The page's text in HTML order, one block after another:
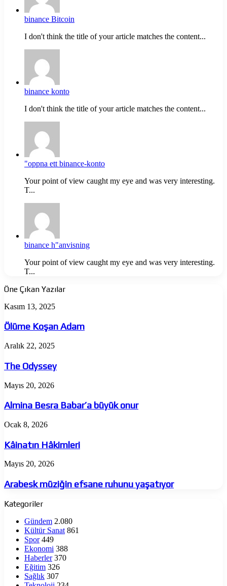
binance Bitcoin
I don't think the title of your article matches the content...
binance konto
I don't think the title of your article matches the content...
"oppna ett binance-konto
Your point of view caught my eye and was very interesting.
T...
binance h"anvisning
Your point of view caught my eye and was very interesting.
T...
Öne Çıkan Yazılar
Ölüme
Adam
Kasım 13, 2025
Ölüme Koşan Adam
The
Aralık 22, 2025
The Odyssey
Almina
Babar’a
büyük
onur
Mayıs 20, 2026
Almina Besra Babar’a büyük onur
Kâinatın
Ocak 8, 2026
Kâinatın Hâkimleri
Arabesk
efsane
ruhunu
yaşatıyor
Mayıs 20, 2026
Arabesk müziğin efsane ruhunu yaşatıyor
Kategoriler
Gündem 2.080
Kültür Sanat 861
Spor 449
Ekonomi 388
Haberler 370
Eğitim 326
Sağlık 307